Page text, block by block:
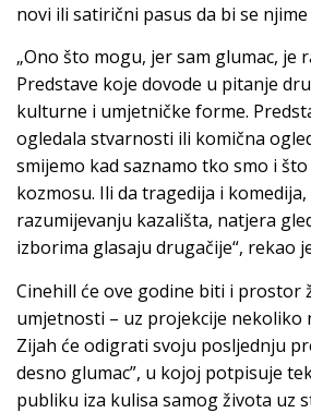
novi ili satirični pasus da bi se
„Ono što mogu, jer sam glumac, je
Predstave koje dovode u pitanje
kulturne i umjetničke forme.
ogledala stvarnosti ili komična
smijemo kad saznamo tko smo i
kozmosu. Ili da tragedija i
razumijevanju kazališta, natjera
izborima glasaju drugačije“, rekao
Cinehill će ove godine biti i prostor
umjetnosti – uz projekcije nekoliko
Zijah će odigrati svoju posljednju
desno glumac”, u kojoj potpisuje
publiku iza kulisa samog života uz